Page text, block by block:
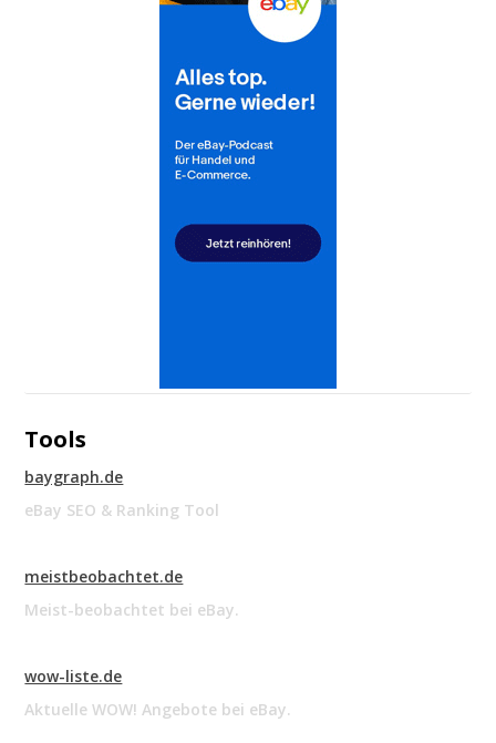
Tools
baygraph.de
eBay SEO & Ranking Tool
meistbeobachtet.de
Meist-beobachtet bei eBay.
wow-liste.de
Aktuelle WOW! Angebote bei eBay.